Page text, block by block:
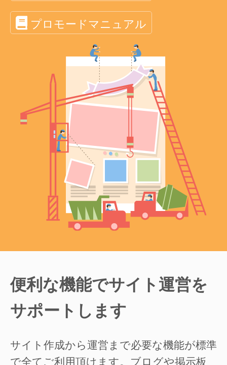
プロモードマニュアル
便利な機能でサイト運営を
サポートします
サイト作成から運営まで必要な機能が標準
で全てご利用頂けます。ブログや掲示板